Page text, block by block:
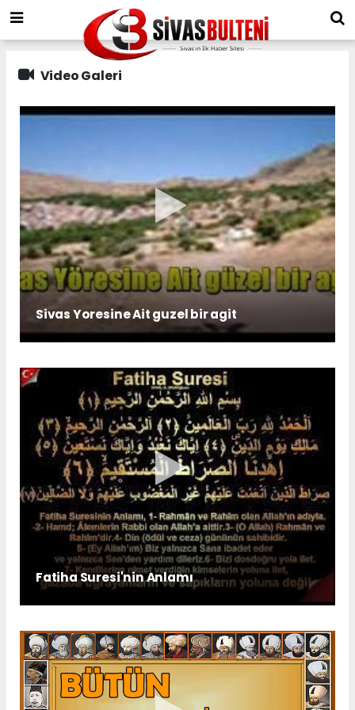
Video Galeri
Sivas Yoresine Ait guzel bir agit
Fatiha Suresi'nin Anlamı